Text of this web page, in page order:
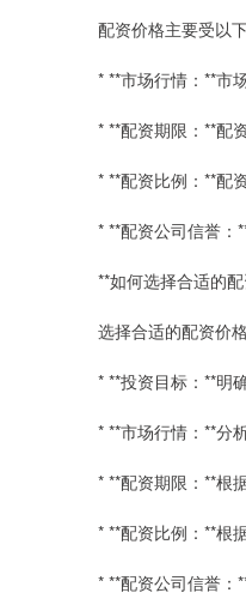
配资价格主要受以
* **市场行情：**市
* **配资期限：**配
* **配资比例：**配
* **配资公司信誉：
**如何选择合适的
选择合适的配资价
* **投资目标：**明
* **市场行情：**分
* **配资期限：**根
* **配资比例：**根
* **配资公司信誉：